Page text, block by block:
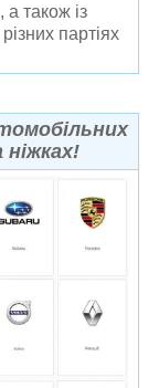
також із
партіях
ніжках!